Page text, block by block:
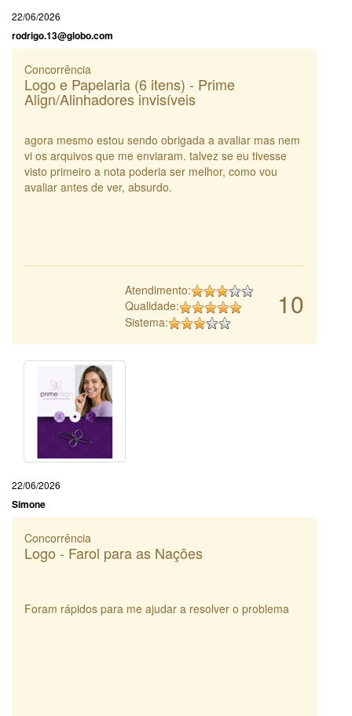
22/06/2026
rodrigo.13@globo.com
Concorrência
Logo e Papelaria (6 itens) - Prime
Align/Alinhadores invisíveis
agora mesmo estou sendo obrigada a avaliar mas nem
vi os arquivos que me enviaram. talvez se eu tivesse
visto primeiro a nota poderia ser melhor, como vou
avaliar antes de ver, absurdo.
10
Atendimento:
Qualidade:
Sistema:
22/06/2026
Simone
Concorrência
Logo - Farol para as Nações
Foram rápidos para me ajudar a resolver o problema